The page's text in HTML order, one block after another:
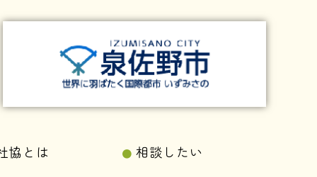
協とは
相談したい